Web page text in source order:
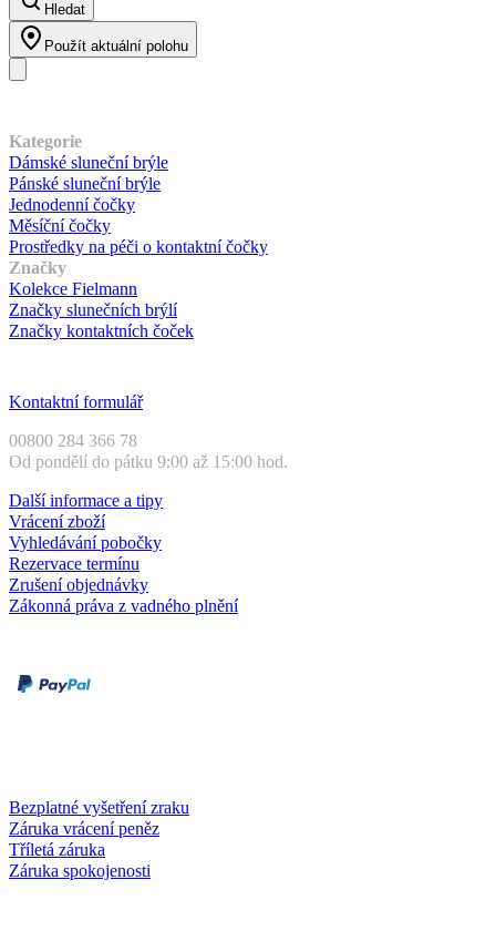
Hledat
Použít aktuální polohu
Kategorie
Dámské sluneční brýle
Pánské sluneční brýle
Jednodenní čočky
Měsíční čočky
Prostředky na péči o kontaktní čočky
Značky
Kolekce Fielmann
Značky slunečních brýlí
Značky kontaktních čoček
Kontaktní formulář
00800 284 366 78
Od pondělí do pátku 9:00 až 15:00 hod.
Další informace a tipy
Vrácení zboží
Vyhledávání pobočky
Rezervace termínu
Zrušení objednávky
Zákonná práva z vadného plnění
Bezplatné vyšetření zraku
Záruka vrácení peněz
Tříletá záruka
Záruka spokojenosti